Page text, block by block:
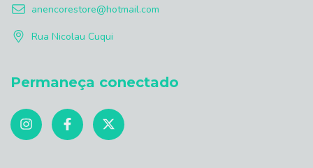
anencorestore@hotmail.com
Rua Nicolau Cuqui
Permaneça conectado